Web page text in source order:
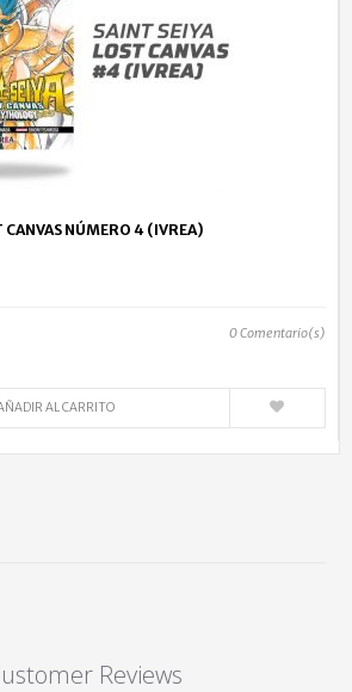
CANVAS NÚMERO 4 (IVREA)
0Comentario(s)
AL CARRITO
Reviews